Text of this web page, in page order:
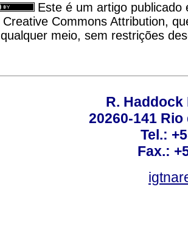
Este é um artigo
Creative Commons Attribution,
qualquer meio, sem restrições
R. Haddock
20260-141
Tel.:
Fax.: